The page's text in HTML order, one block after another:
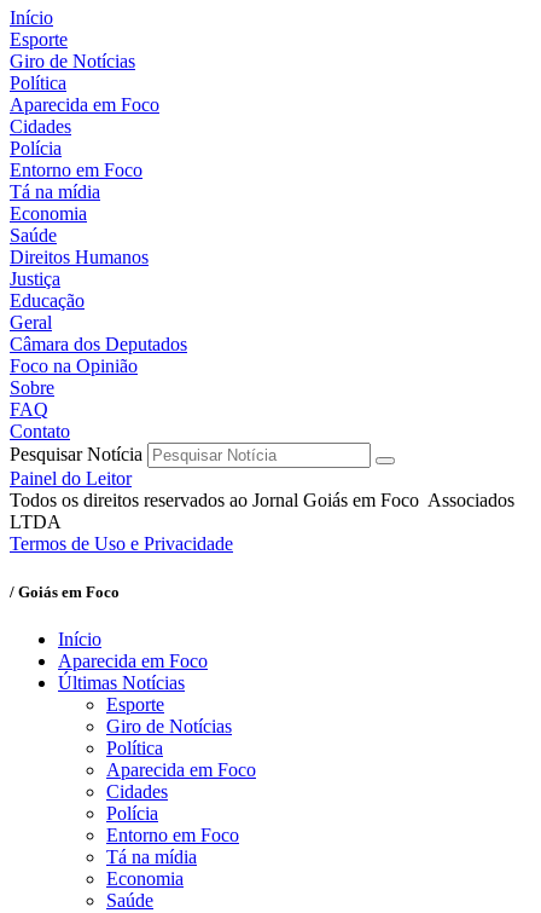
Início
Esporte
Giro de Notícias
Política
Aparecida em Foco
Cidades
Polícia
Entorno em Foco
Tá na mídia
Economia
Saúde
Direitos Humanos
Justiça
Educação
Geral
Câmara dos Deputados
Foco na Opinião
Sobre
FAQ
Contato
Pesquisar Notícia
Painel do Leitor
Todos os direitos reservados ao Jornal Goiás em Foco Associados
LTDA
Termos de Uso e Privacidade
/ Goiás em Foco
Início
Aparecida em Foco
Últimas Notícias
Esporte
Giro de Notícias
Política
Aparecida em Foco
Cidades
Polícia
Entorno em Foco
Tá na mídia
Economia
Saúde